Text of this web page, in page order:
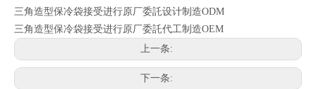
三角造型保冷袋接受进行原厂委託设计制造ODM
三角造型保冷袋接受进行原厂委託代工制造OEM
上一条:
下一条: